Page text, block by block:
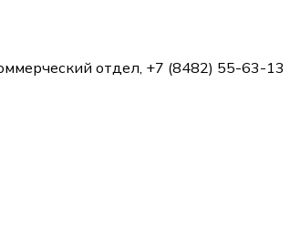
отдел, +7 (8482) 55-63-13